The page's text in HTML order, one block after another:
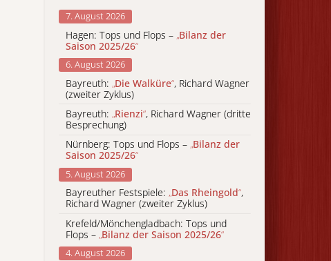
7. August 2026
Hagen: Tops und Flops – „Bilanz der
Saison 2025/26“
6. August 2026
Bayreuth: „Die Walküre“, Richard Wagner
(zweiter Zyklus)
Bayreuth: „Rienzi“, Richard Wagner (dritte
Besprechung)
Nürnberg: Tops und Flops – „Bilanz der
Saison 2025/26“
5. August 2026
Bayreuther Festspiele: „Das Rheingold“,
Richard Wagner (zweiter Zyklus)
Krefeld/Mönchengladbach: Tops und
Flops – „Bilanz der Saison 2025/26“
4. August 2026